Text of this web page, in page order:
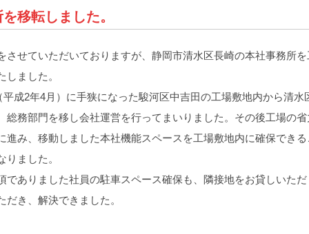
移転しました。
せていただいておりますが、静岡市清水区長崎の本社事務所を
しました。
成2年4月）に手狭になった駿河区中吉田の工場敷地内から清水
総務部門を移し会社運営を行ってまいりました。その後工場の
進み、移動しました本社機能スペースを工場敷地内に確保でき
りました。
でありました社員の駐車スペース確保も、隣接地をお貸しいた
だき、解決できました。